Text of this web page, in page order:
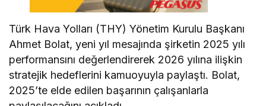
Türk Hava Yolları (THY) Yönetim Kurulu Başkanı
Ahmet Bolat, yeni yıl mesajında şirketin 2025 yılı
performansını değerlendirerek 2026 yılına ilişkin
stratejik hedeflerini kamuoyuyla paylaştı. Bolat,
2025’te elde edilen başarının çalışanlarla